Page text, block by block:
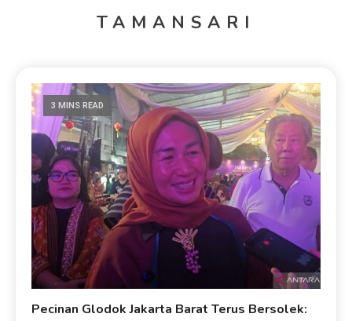
TAMANSARI
3 MINS READ
Pecinan Glodok Jakarta Barat Terus Bersolek: